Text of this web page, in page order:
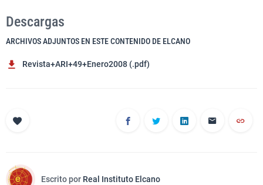
Descargas
ARCHIVOS ADJUNTOS EN ESTE CONTENIDO DE ELCANO
Revista+ARI+49+Enero2008 (.pdf)
Escrito por Real Instituto Elcano